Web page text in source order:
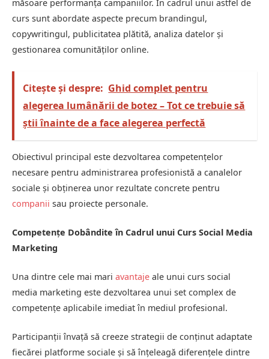
măsoare performanța campaniilor. În cadrul unui astfel de
curs sunt abordate aspecte precum brandingul,
copywritingul, publicitatea plătită, analiza datelor și
gestionarea comunităților online.
Citește și despre: Ghid complet pentru
alegerea lumânării de botez – Tot ce trebuie să
știi înainte de a face alegerea perfectă
Obiectivul principal este dezvoltarea competențelor
necesare pentru administrarea profesionistă a canalelor
sociale și obținerea unor rezultate concrete pentru
companii sau proiecte personale.
Competențe Dobândite în Cadrul unui Curs Social Media
Marketing
Una dintre cele mai mari avantaje ale unui curs social
media marketing este dezvoltarea unui set complex de
competențe aplicabile imediat în mediul profesional.
Participanții învață să creeze strategii de conținut adaptate
fiecărei platforme sociale și să înțeleagă diferențele dintre